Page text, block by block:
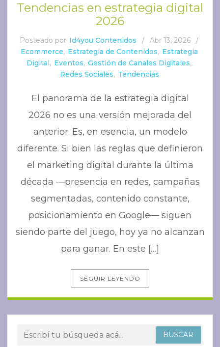
Tendencias en estrategia digital
2026
Posteado por Id4you Contenidos / Abr 13, 2026
/
Ecommerce, Estrategia de Contenidos, Estrategia
Digital, Eventos, Gestión de Canales Digitales,
Redes Sociales, Tendencias
El panorama de la estrategia digital
2026 no es una versión mejorada del
anterior. Es, en esencia, un modelo
diferente. Si bien las reglas que definieron
el marketing digital durante la última
década —presencia en redes, campañas
segmentadas, contenido constante,
posicionamiento en Google— siguen
siendo parte del juego, hoy ya no alcanzan
para ganar. En este […]
SEGUIR LEYENDO